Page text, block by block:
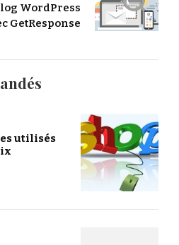
WordPress
GetResponse
utilisés